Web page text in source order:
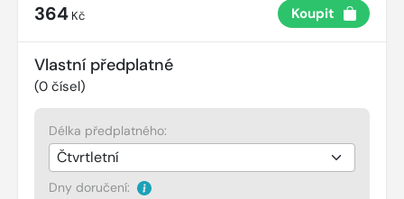
364 Kč Koupit
Vlastní předplatné
(0 čísel)
Délka předplatného:
Dny doručení: